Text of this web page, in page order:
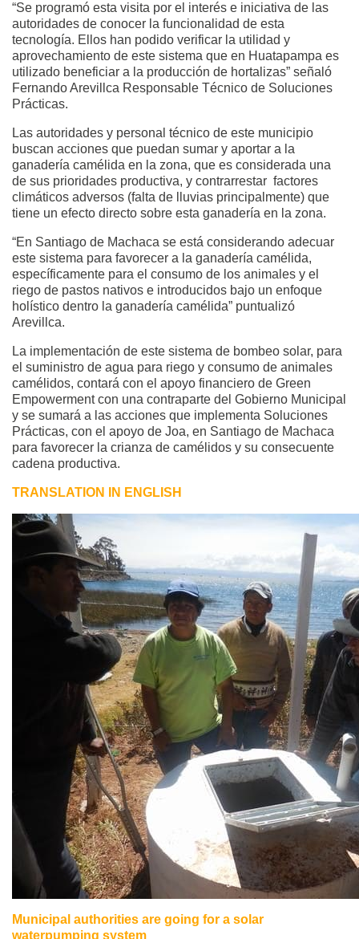
“Se programó esta visita por el interés e iniciativa de las
autoridades de conocer la funcionalidad de esta
tecnología. Ellos han podido verificar la utilidad y
aprovechamiento de este sistema que en Huatapampa es
utilizado beneficiar a la producción de hortalizas” señaló
Fernando Arevillca Responsable Técnico de Soluciones
Prácticas.
Las autoridades y personal técnico de este municipio
buscan acciones que puedan sumar y aportar a la
ganadería camélida en la zona, que es considerada una
de sus prioridades productiva, y contrarrestar factores
climáticos adversos (falta de lluvias principalmente) que
tiene un efecto directo sobre esta ganadería en la zona.
“En Santiago de Machaca se está considerando adecuar
este sistema para favorecer a la ganadería camélida,
específicamente para el consumo de los animales y el
riego de pastos nativos e introducidos bajo un enfoque
holístico dentro la ganadería camélida” puntualizó
Arevillca.
La implementación de este sistema de bombeo solar, para
el suministro de agua para riego y consumo de animales
camélidos, contará con el apoyo financiero de Green
Empowerment con una contraparte del Gobierno Municipal
y se sumará a las acciones que implementa Soluciones
Prácticas, con el apoyo de Joa, en Santiago de Machaca
para favorecer la crianza de camélidos y su consecuente
cadena productiva.
TRANSLATION IN ENGLISH
Municipal authorities are going for a solar
waterpumping system